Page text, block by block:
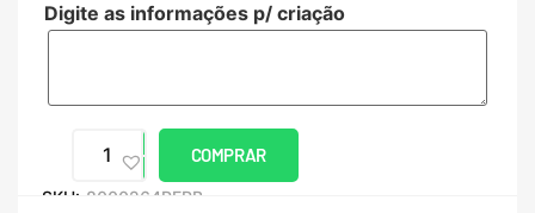
Digite as informações p/ criação
COMPRAR
SKU: 8000264PERB